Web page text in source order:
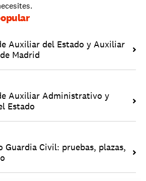
Auxiliar del Estado y Auxiliar
Madrid
Auxiliar Administrativo y
Estado
Guardia Civil: pruebas, plazas,